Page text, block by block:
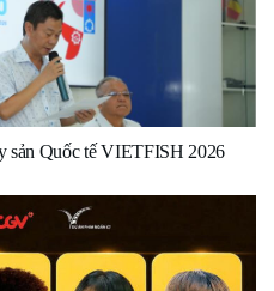
sản Quốc tế VIETFISH 2026